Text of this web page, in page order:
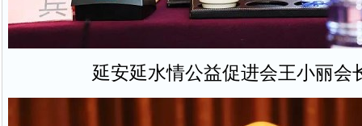
延安延水情公益促进会王小丽会